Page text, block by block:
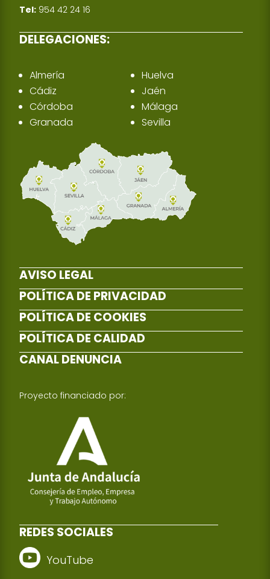
Tel: 954 42 24 16
DELEGACIONES:
Almería
Cádiz
Córdoba
Granada
Huelva
Jaén
Málaga
Sevilla
AVISO LEGAL
POLÍTICA DE PRIVACIDAD
POLÍTICA DE COOKIES
POLÍTICA DE CALIDAD
CANAL DENUNCIA
Proyecto financiado por:
REDES SOCIALES
YouTube